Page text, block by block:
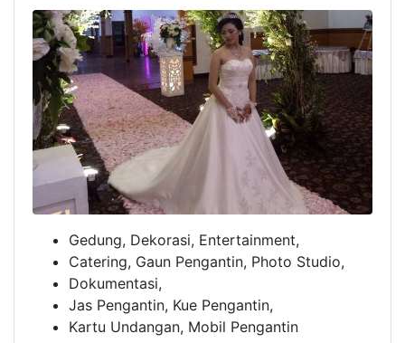
International Package
Gedung, Dekorasi, Entertainment,
Catering, Gaun Pengantin, Photo Studio,